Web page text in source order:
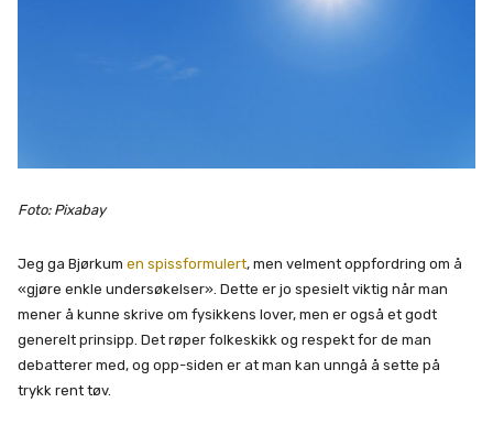
Foto: Pixabay
Jeg ga Bjørkum en spissformulert, men velment oppfordring om å
«gjøre enkle undersøkelser». Dette er jo spesielt viktig når man
mener å kunne skrive om fysikkens lover, men er også et godt
generelt prinsipp. Det røper folkeskikk og respekt for de man
debatterer med, og opp-siden er at man kan unngå å sette på
trykk rent tøv.